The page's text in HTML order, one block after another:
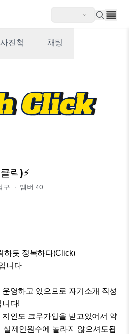
사진첩 채팅
릭)⚡️
구 ∙ 멤버 40
하듯 정복하다(Click)
니다
영하고 있으므로 자기소개 작성
니다!
인도 크루가입을 받고있어서 약
제인원수에 놀라지 않으셔도됩